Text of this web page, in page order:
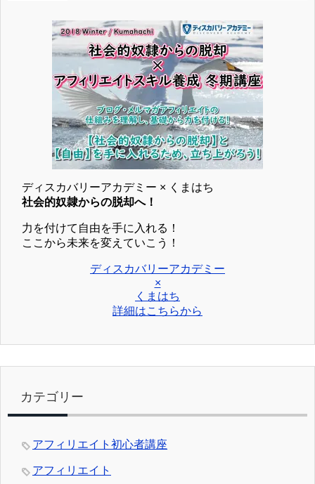
ディスカバリーアカデミー × くまはち
社会的奴隷からの脱却へ！
力を付けて自由を手に入れる！
ここから未来を変えていこう！
ディスカバリーアカデミー
×
くまはち
詳細はこちらから
カテゴリー
アフィリエイト初心者講座
アフィリエイト